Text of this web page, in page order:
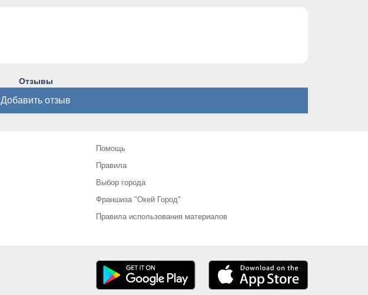
Отзывы
Добавить отзыв
Помощь
Правила
Выбор города
Франшиза "Окей Город"
Правила использования материалов